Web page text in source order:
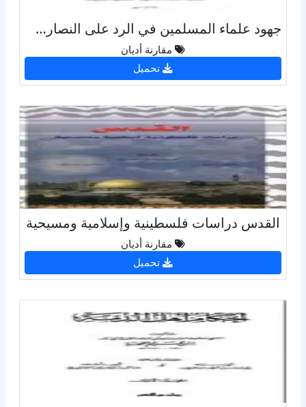
جهود علماء المسلمين في الرد على النصارى خلال القرون السته الهجرية الأولى
مقارنة أديان
تحميل
القدس دراسات فلسطينية وإسلامية ومسيحية
مقارنة أديان
تحميل